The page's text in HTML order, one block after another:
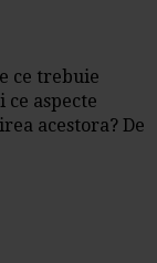
ce trebuie
aspecte
acestora? De